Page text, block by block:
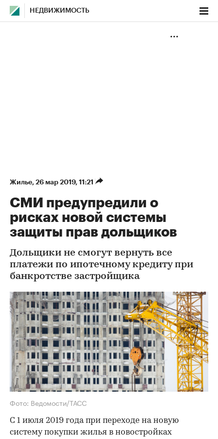
НЕДВИЖИМОСТЬ
Жилье⁠, 26 мар 2019, 11:21
СМИ предупредили о
рисках новой системы
защиты прав дольщиков
Дольщики не смогут вернуть все
платежи по ипотечному кредиту при
банкротстве застройщика
Фото: Ведомости/ТАСС
С 1 июля 2019 года при переходе на новую
систему покупки жилья в новостройках